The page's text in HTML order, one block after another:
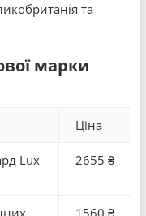
та
марки
Ціна
Lux
2655 ₴
1560 ₴